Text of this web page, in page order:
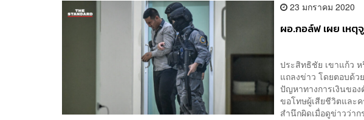
23 มกราคม 2020
ผอ.กอล์ฟ เผย เหตุ
ประสิทธิชัย เขาแก้ว
แถลงข่าว โดยตอบด้ว
ปัญหาทางการเงินของ
ขอโทษผู้เสียชีวิตและ
สำนึกผิดเมื่อดูข่าวว่า